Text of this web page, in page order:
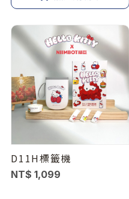
D11H標籤機
NT$ 1,099